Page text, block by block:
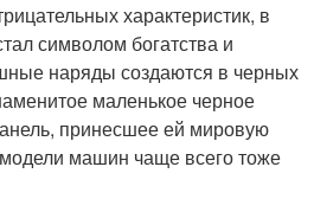
характеристик, в
символом богатства и
наряды создаются в черных
маленькое черное
принесшее ей мировую
машин чаще всего тоже